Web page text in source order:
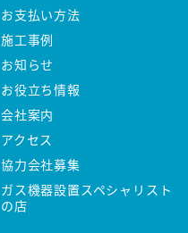
お支払い方法
施工事例
お知らせ
お役立ち情報
会社案内
アクセス
協力会社募集
ガス機器設置スペシャリスト
の店